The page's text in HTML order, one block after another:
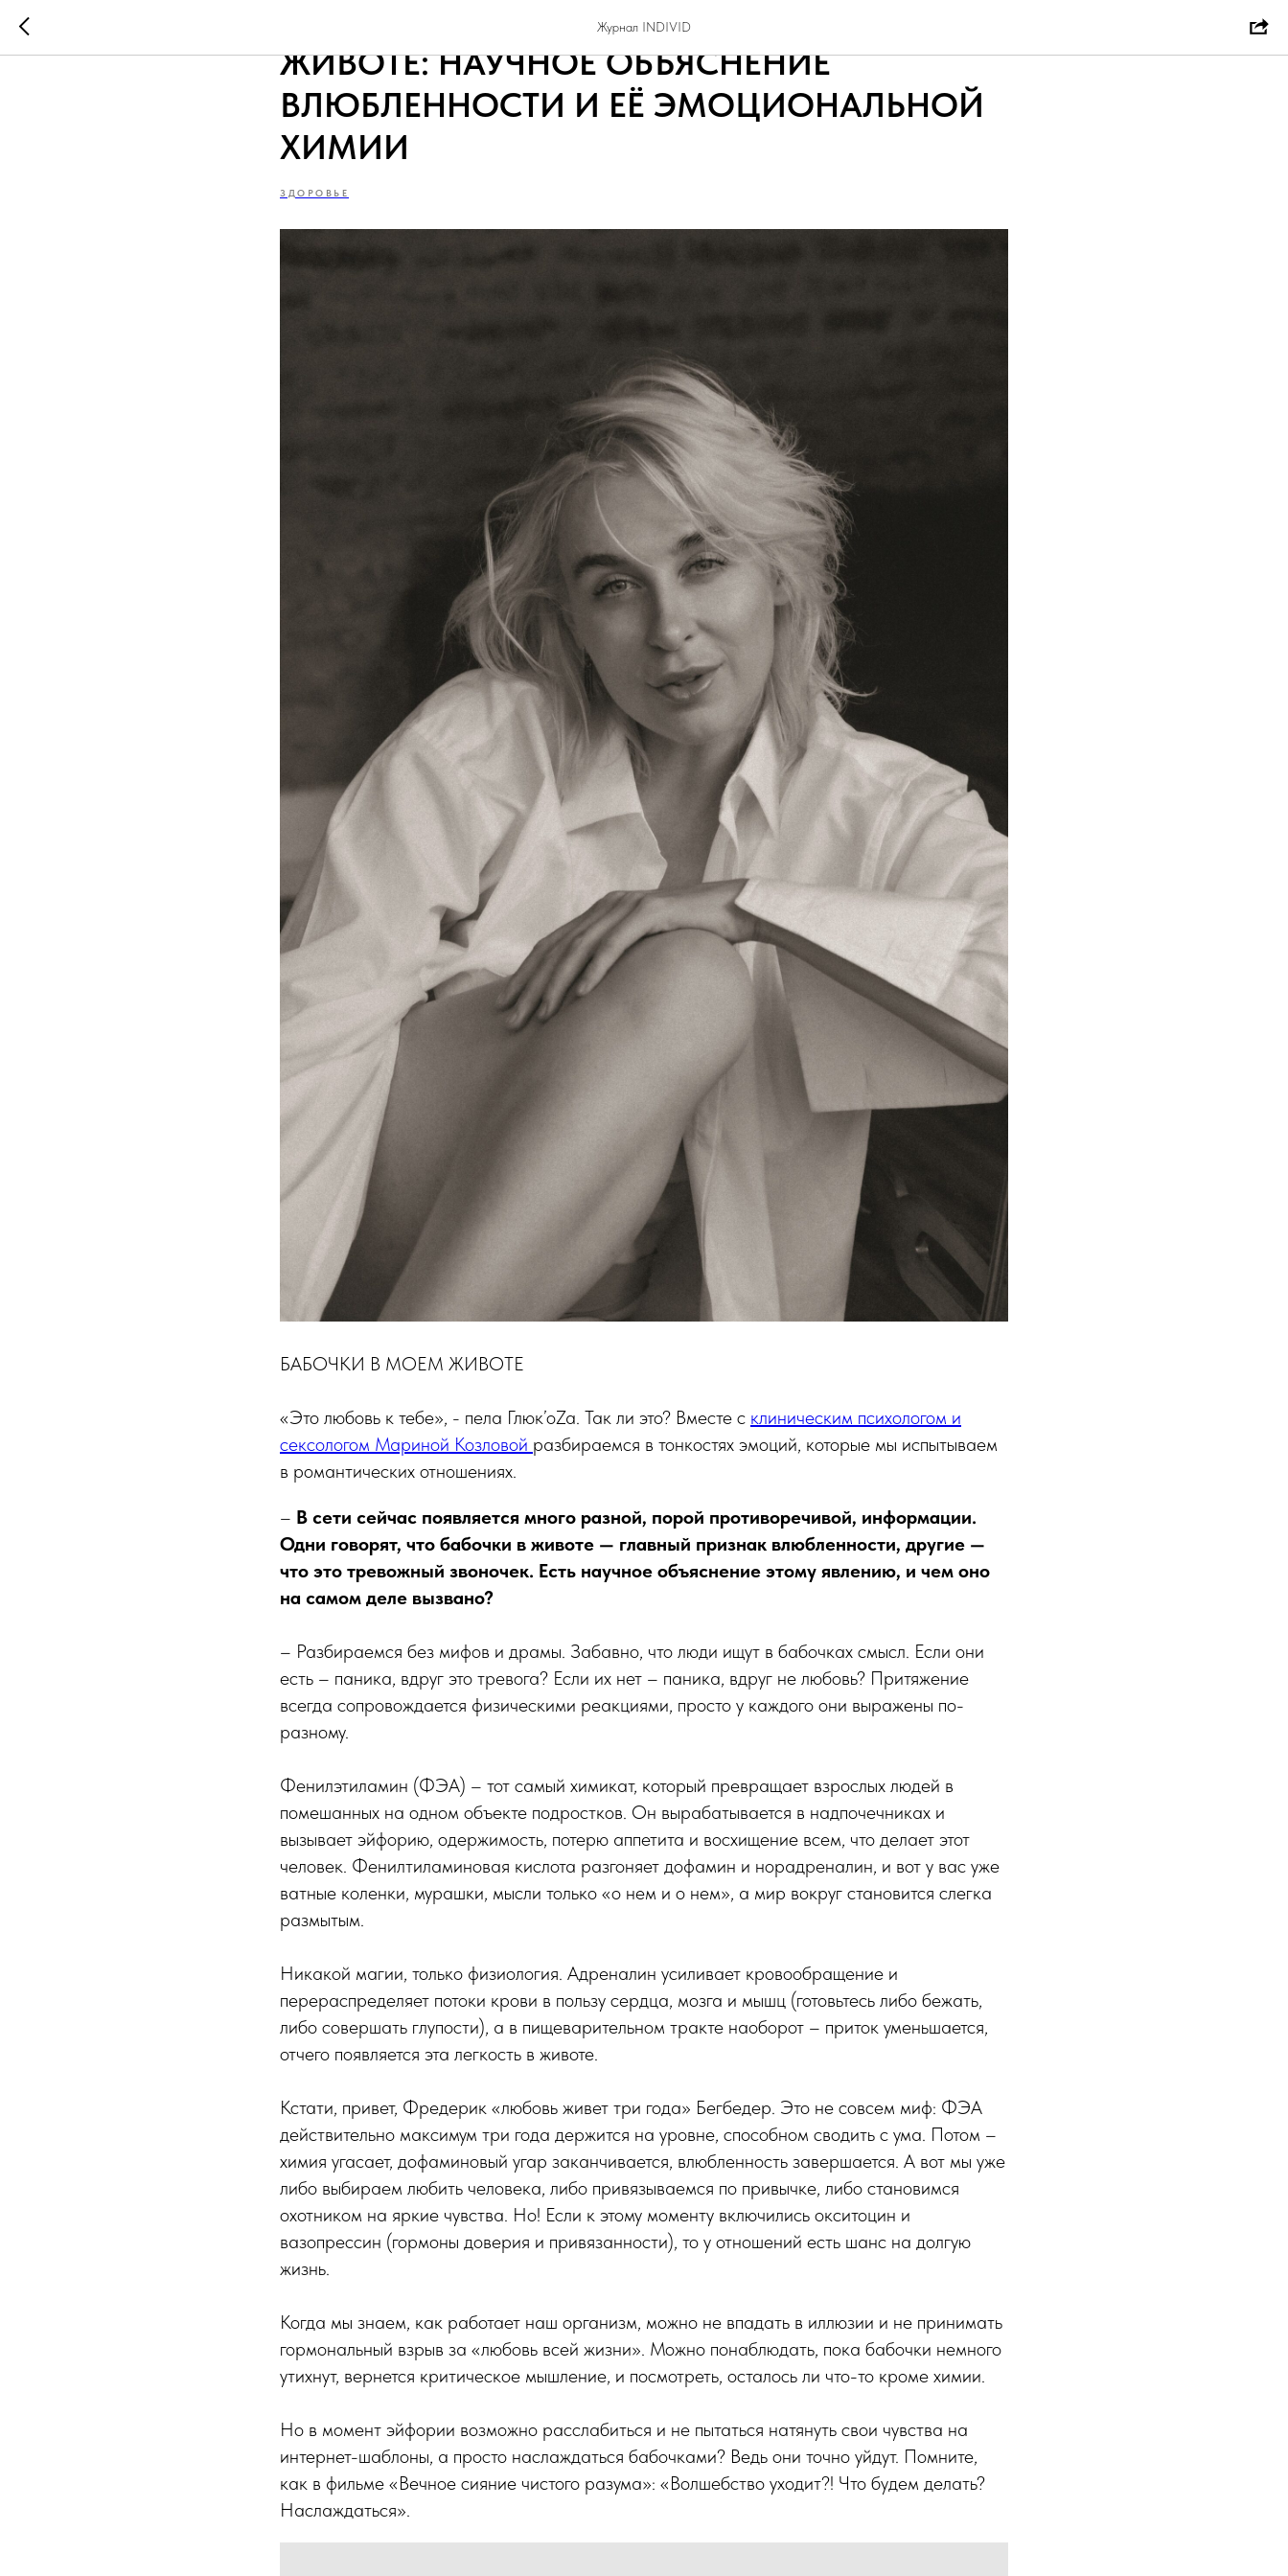
Журнал INDIVID
СЕКСОЛОГ МАРИНА КОЗЛОВА-БАБОЧКИ В
ЖИВОТЕ: НАУЧНОЕ ОБЪЯСНЕНИЕ
ВЛЮБЛЕННОСТИ И ЕЁ ЭМОЦИОНАЛЬНОЙ
ХИМИИ
ЗДОРОВЬЕ
БАБОЧКИ В МОЕМ ЖИВОТЕ
«Это любовь к тебе», - пела Глюк’оZa. Так ли это? Вместе с клиническим психологом и
сексологом Мариной Козловой разбираемся в тонкостях эмоций, которые мы испытываем
в романтических отношениях.
– В сети сейчас появляется много разной, порой противоречивой, информации.
Одни говорят, что бабочки в животе — главный признак влюбленности, другие —
что это тревожный звоночек. Есть научное объяснение этому явлению, и чем оно
на самом деле вызвано?
– Разбираемся без мифов и драмы. Забавно, что люди ищут в бабочках смысл. Если они
есть – паника, вдруг это тревога? Если их нет – паника, вдруг не любовь? Притяжение
всегда сопровождается физическими реакциями, просто у каждого они выражены по-
разному.
Фенилэтиламин (ФЭА) – тот самый химикат, который превращает взрослых людей в
помешанных на одном объекте подростков. Он вырабатывается в надпочечниках и
вызывает эйфорию, одержимость, потерю аппетита и восхищение всем, что делает этот
человек. Фенилтиламиновая кислота разгоняет дофамин и норадреналин, и вот у вас уже
ватные коленки, мурашки, мысли только «о нем и о нем», а мир вокруг становится слегка
размытым.
Никакой магии, только физиология. Адреналин усиливает кровообращение и
перераспределяет потоки крови в пользу сердца, мозга и мышц (готовьтесь либо бежать,
либо совершать глупости), а в пищеварительном тракте наоборот – приток уменьшается,
отчего появляется эта легкость в животе.
Кстати, привет, Фредерик «любовь живет три года» Бегбедер. Это не совсем миф: ФЭА
действительно максимум три года держится на уровне, способном сводить с ума. Потом –
химия угасает, дофаминовый угар заканчивается, влюбленность завершается. А вот мы уже
либо выбираем любить человека, либо привязываемся по привычке, либо становимся
охотником на яркие чувства. Но! Если к этому моменту включились окситоцин и
вазопрессин (гормоны доверия и привязанности), то у отношений есть шанс на долгую
жизнь.
Когда мы знаем, как работает наш организм, можно не впадать в иллюзии и не принимать
гормональный взрыв за «любовь всей жизни». Можно понаблюдать, пока бабочки немного
утихнут, вернется критическое мышление, и посмотреть, осталось ли что-то кроме химии.
Но в момент эйфории возможно расслабиться и не пытаться натянуть свои чувства на
интернет-шаблоны, а просто наслаждаться бабочками? Ведь они точно уйдут. Помните,
как в фильме «Вечное сияние чистого разума»: «Волшебство уходит?! Что будем делать?
Наслаждаться».